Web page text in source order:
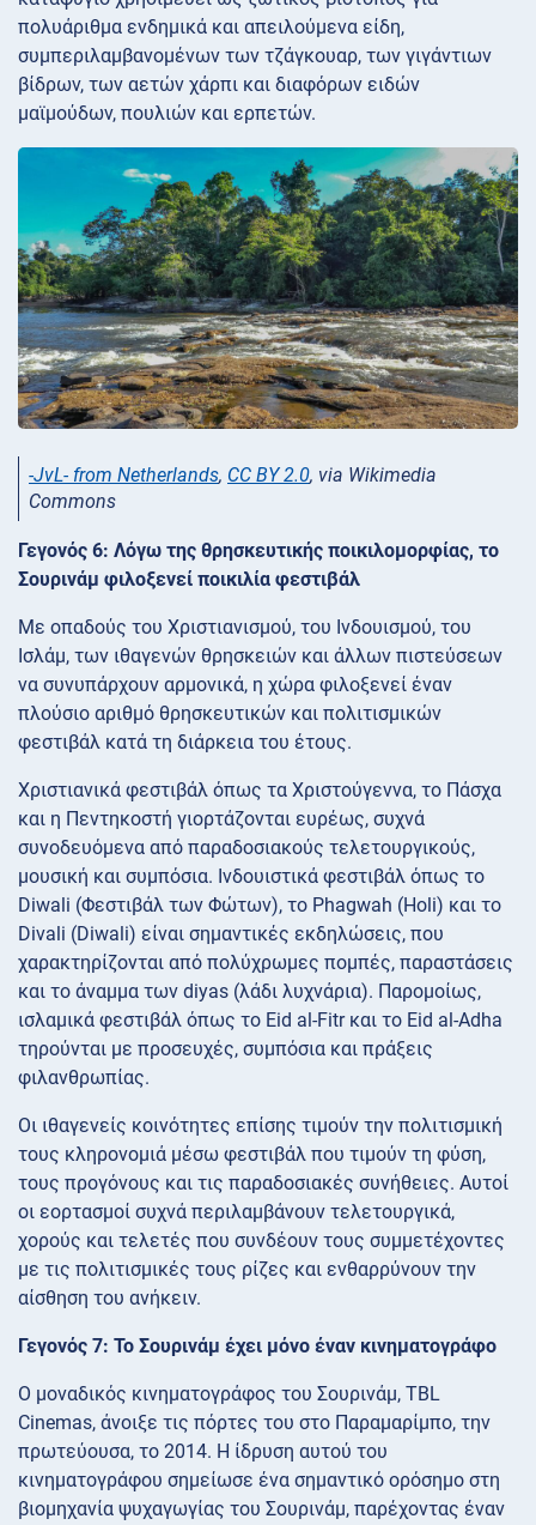
πολυάριθμα ενδημικά και απειλούμενα είδη,
συμπεριλαμβανομένων των τζάγκουαρ, των γιγάντιων
βίδρων, των αετών χάρπι και διαφόρων ειδών
μαϊμούδων, πουλιών και ερπετών.
-JvL- from Netherlands, CC BY 2.0, via Wikimedia
Commons
Γεγονός 6: Λόγω της θρησκευτικής ποικιλομορφίας, το
Σουρινάμ φιλοξενεί ποικιλία φεστιβάλ
Με οπαδούς του Χριστιανισμού, του Ινδουισμού, του
Ισλάμ, των ιθαγενών θρησκειών και άλλων πιστεύσεων
να συνυπάρχουν αρμονικά, η χώρα φιλοξενεί έναν
πλούσιο αριθμό θρησκευτικών και πολιτισμικών
φεστιβάλ κατά τη διάρκεια του έτους.
Χριστιανικά φεστιβάλ όπως τα Χριστούγεννα, το Πάσχα
και η Πεντηκοστή γιορτάζονται ευρέως, συχνά
συνοδευόμενα από παραδοσιακούς τελετουργικούς,
μουσική και συμπόσια. Ινδουιστικά φεστιβάλ όπως το
Diwali (Φεστιβάλ των Φώτων), το Phagwah (Holi) και το
Divali (Diwali) είναι σημαντικές εκδηλώσεις, που
χαρακτηρίζονται από πολύχρωμες πομπές, παραστάσεις
και το άναμμα των diyas (λάδι λυχνάρια). Παρομοίως,
ισλαμικά φεστιβάλ όπως το Eid al-Fitr και το Eid al-Adha
τηρούνται με προσευχές, συμπόσια και πράξεις
φιλανθρωπίας.
Οι ιθαγενείς κοινότητες επίσης τιμούν την πολιτισμική
τους κληρονομιά μέσω φεστιβάλ που τιμούν τη φύση,
τους προγόνους και τις παραδοσιακές συνήθειες. Αυτοί
οι εορτασμοί συχνά περιλαμβάνουν τελετουργικά,
χορούς και τελετές που συνδέουν τους συμμετέχοντες
με τις πολιτισμικές τους ρίζες και ενθαρρύνουν την
αίσθηση του ανήκειν.
Γεγονός 7: Το Σουρινάμ έχει μόνο έναν κινηματογράφο
Ο μοναδικός κινηματογράφος του Σουρινάμ, TBL
Cinemas, άνοιξε τις πόρτες του στο Παραμαρίμπο, την
πρωτεύουσα, το 2014. Η ίδρυση αυτού του
κινηματογράφου σημείωσε ένα σημαντικό ορόσημο στη
βιομηχανία ψυχαγωγίας του Σουρινάμ, παρέχοντας έναν